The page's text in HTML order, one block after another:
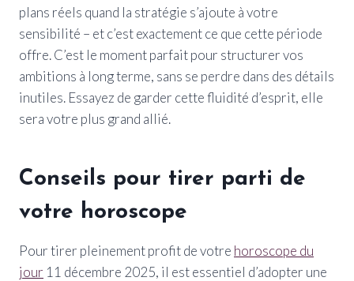
plans réels quand la stratégie s’ajoute à votre
sensibilité – et c’est exactement ce que cette période
offre. C’est le moment parfait pour structurer vos
ambitions à long terme, sans se perdre dans des détails
inutiles. Essayez de garder cette fluidité d’esprit, elle
sera votre plus grand allié.
Conseils pour tirer parti de
votre horoscope
Pour tirer pleinement profit de votre horoscope du
jour 11 décembre 2025, il est essentiel d’adopter une